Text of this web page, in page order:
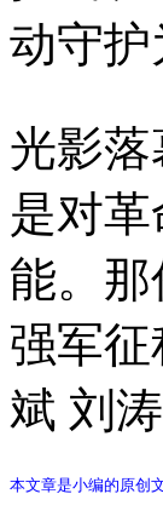
动守
光影
是对
能。
强军
斌 刘
本文章是小编的原创